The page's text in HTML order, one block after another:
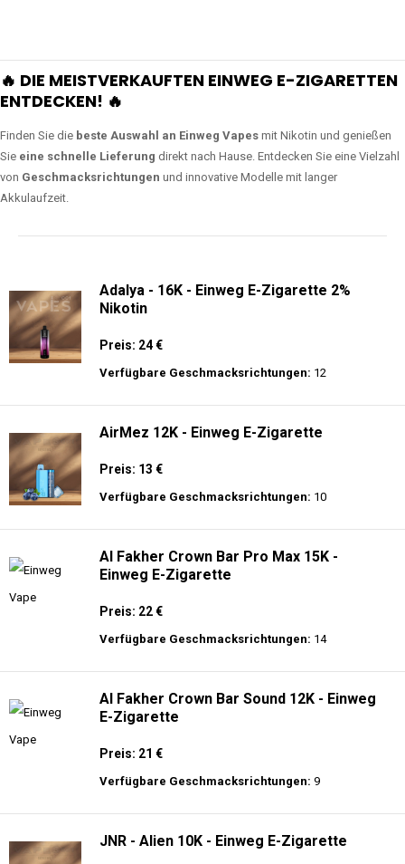
🔥 DIE MEISTVERKAUFTEN EINWEG E-ZIGARETTEN
ENTDECKEN! 🔥
Finden Sie die beste Auswahl an Einweg Vapes mit Nikotin und genießen
Sie eine schnelle Lieferung direkt nach Hause. Entdecken Sie eine Vielzahl
von Geschmacksrichtungen und innovative Modelle mit langer
Akkulaufzeit.
Adalya - 16K - Einweg E-Zigarette 2%
Nikotin
Preis: 24 €
Verfügbare Geschmacksrichtungen: 12
AirMez 12K - Einweg E-Zigarette
Preis: 13 €
Verfügbare Geschmacksrichtungen: 10
Al Fakher Crown Bar Pro Max 15K -
Einweg E-Zigarette
Preis: 22 €
Verfügbare Geschmacksrichtungen: 14
Al Fakher Crown Bar Sound 12K - Einweg
E-Zigarette
Preis: 21 €
Verfügbare Geschmacksrichtungen: 9
JNR - Alien 10K - Einweg E-Zigarette